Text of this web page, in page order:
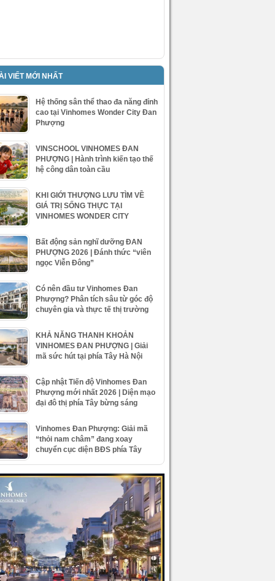
VIẾT MỚI NHẤT
Hệ thống sân thể thao đa năng đỉnh
cao tại Vinhomes Wonder City Đan
Phượng
VINSCHOOL VINHOMES ĐAN
PHƯỢNG | Hành trình kiến tạo thế
hệ công dân toàn cầu
KHI GIỚI THƯỢNG LƯU TÌM VỀ
GIÁ TRỊ SỐNG THỰC TẠI
VINHOMES WONDER CITY
Bất động sản nghĩ dưỡng ĐAN
PHƯỢNG 2026 | Đánh thức “viên
ngọc Viễn Đông”
Có nên đầu tư Vinhomes Đan
Phượng? Phân tích sâu từ góc độ
chuyên gia và thực tế thị trường
KHẢ NĂNG THANH KHOẢN
VINHOMES ĐAN PHƯỢNG | Giải
mã sức hút tại phía Tây Hà Nội
Cập nhật Tiến độ Vinhomes Đan
Phượng mới nhất 2026 | Diện mạo
đại đô thị phía Tây bừng sáng
Vinhomes Đan Phượng: Giải mã
“thỏi nam châm” đang xoay
chuyển cục diện BĐS phía Tây